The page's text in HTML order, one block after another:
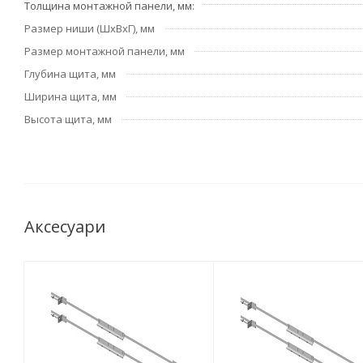
Толщина монтажной панели, мм
Размер ниши (ШхВхГ), мм
Размер монтажной панели, мм
Глубина щита, мм
Ширина щита, мм
Высота щита, мм
Аксесуари